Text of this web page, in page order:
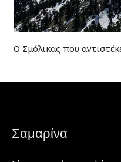
Ο Σμόλικας που
Σαμαρίνα